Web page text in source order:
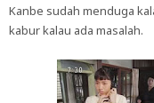
Kanbe sudah menduga
kabur kalau ada masalah.